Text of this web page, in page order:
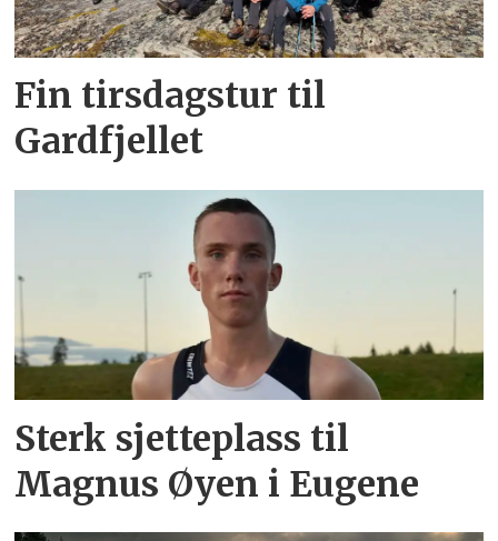
Fin tirsdagstur til
Gardfjellet
Sterk sjetteplass til
Magnus Øyen i Eugene